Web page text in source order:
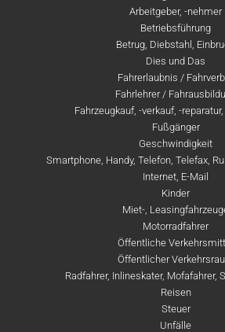
Arbeitgeber, -nehmer
Betriebsführung
Betrug, Diebstahl,
Dies und Das
Fahrerlaubnis /
Fahrlehrer /
Fahrzeugkauf, -verkauf, -
Fußgänger
Geschwindigkeit
Smartphone, Handy, Telefon, Telefax,
Internet, E-Mail
Kinder
Miet-,
Motorradfahrer
Öffentliche
Öffentlicher
Radfahrer, Inlineskater, Mofafahrer,
Reisen
Steuer
Unfälle